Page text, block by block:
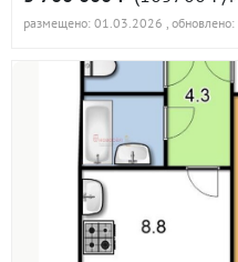
размещено: 01.03.2026 ,